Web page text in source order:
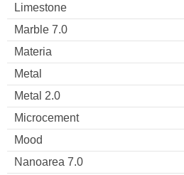
Limestone
Marble 7.0
Materia
Metal
Metal 2.0
Microcement
Mood
Nanoarea 7.0